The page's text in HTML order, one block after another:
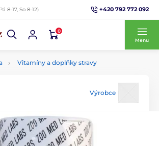
8-17, So 8-12) +420 792 772 092
0
Menu
Vitamíny a doplňky stravy
Výrobce